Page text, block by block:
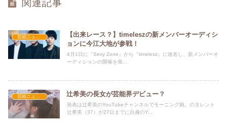
関連記事
【出来レース？】timeleszの新メンバーオーディシ
ョンに今江大地が参戦！
4月1日に『Sexy Zone』から『timelesz』に改名し、新メンバーオ
ーディションの開催を発...
辻希美の長女が芸能界デビュー？
発表は辻希美のYouTubeチャンネルでモーニング娘。のタレント
辻希美（37）が27日までに自身のY...